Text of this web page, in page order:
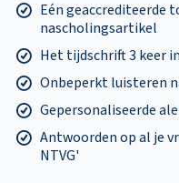
Eén geaccrediteerde
nascholingsartikel
Het tijdschrift 3 keer
Onbeperkt luisteren
Gepersonaliseerde
Antwoorden op al je
NTVG'